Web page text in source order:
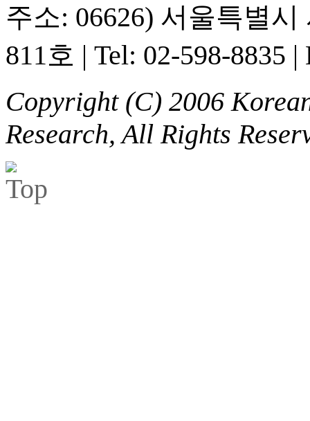
주소: 06626) 서울특별
811호 | Tel: 02-598-8835 |
Copyright (C) 2006
Research, All Rights